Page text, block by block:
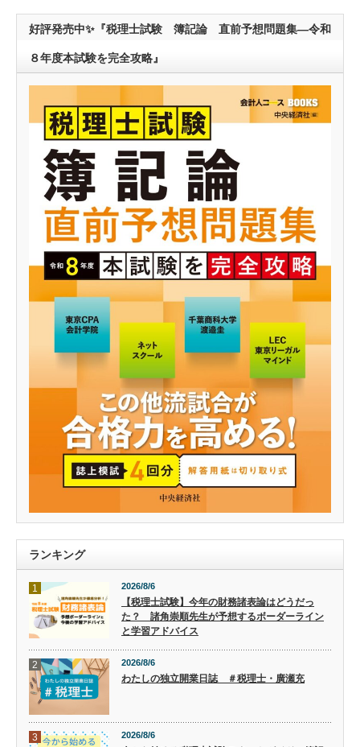
好評発売中✨『税理士試験 簿記論 直前予想問題集―令和
８年度本試験を完全攻略』
ランキング
1 2026/8/6
【税理士試験】今年の財務諸表論はどうだっ
た？ 諸角崇順先生が予想するボーダーライン
と学習アドバイス
2 2026/8/6
わたしの独立開業日誌 ＃税理士・廣瀬充
3 2026/8/6